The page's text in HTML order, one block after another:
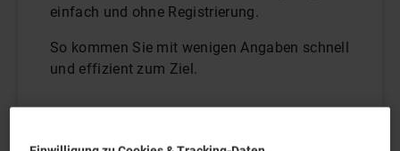
einfach und ohne Registrierung.
So kommen Sie mit wenigen Angaben schnell
und effizient zum Ziel.